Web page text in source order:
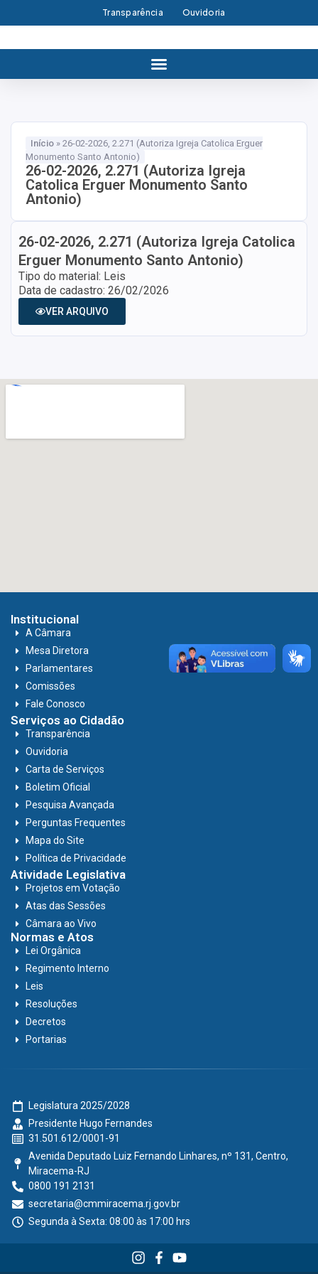
Transparência Ouvidoria
Início » 26-02-2026, 2.271 (Autoriza Igreja Catolica Erguer
Monumento Santo Antonio)
26-02-2026, 2.271 (Autoriza Igreja
Catolica Erguer Monumento Santo
Antonio)
26-02-2026, 2.271 (Autoriza Igreja Catolica
Erguer Monumento Santo Antonio)
Tipo do material: Leis
Data de cadastro: 26/02/2026
VER ARQUIVO
Institucional
A Câmara
Mesa Diretora
Parlamentares
Comissões
Fale Conosco
Serviços ao Cidadão
Transparência
Ouvidoria
Carta de Serviços
Boletim Oficial
Pesquisa Avançada
Perguntas Frequentes
Mapa do Site
Política de Privacidade
Atividade Legislativa
Projetos em Votação
Atas das Sessões
Câmara ao Vivo
Normas e Atos
Lei Orgânica
Regimento Interno
Leis
Resoluções
Decretos
Portarias
Legislatura 2025/2028
Presidente Hugo Fernandes
31.501.612/0001-91
Avenida Deputado Luiz Fernando Linhares, nº 131, Centro,
Miracema-RJ
0800 191 2131
secretaria@cmmiracema.rj.gov.br
Segunda à Sexta: 08:00 às 17:00 hrs